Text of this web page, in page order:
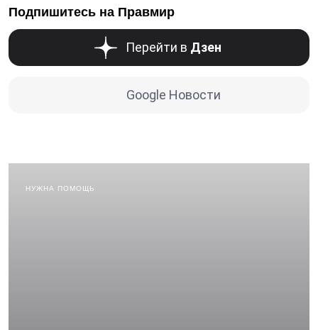
Подпишитесь на Правмир
Перейти в Дзен
Google Новости
НУЖНА ПОМОЩЬ